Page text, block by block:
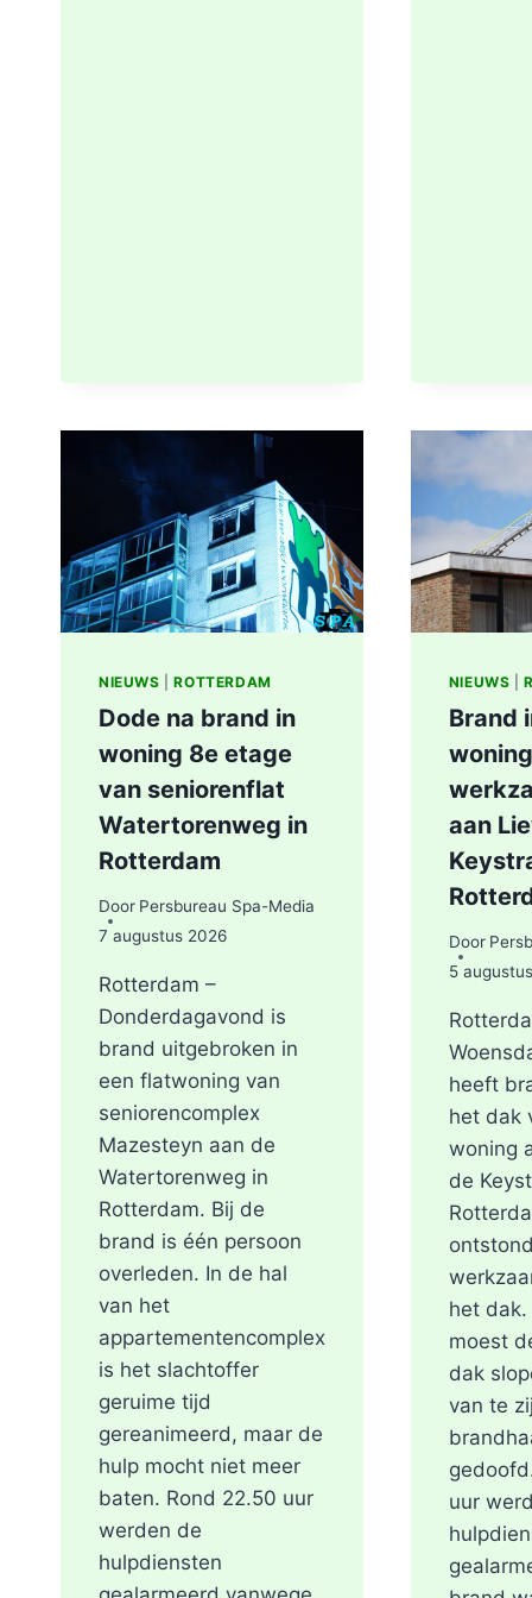
NIEUWS |ROTTERDAM
Dode na brand in
woning 8e etage
van seniorenflat
Watertorenweg in
Rotterdam
Door Persbureau Spa-Media
7 augustus 2026
Rotterdam –
Donderdagavond is
brand uitgebroken in
een flatwoning van
seniorencomplex
Mazesteyn aan de
Watertorenweg in
Rotterdam. Bij de
brand is één persoon
overleden. In de hal
van het
appartementencomplex
is het slachtoffer
geruime tijd
gereanimeerd, maar de
hulp mocht niet meer
baten. Rond 22.50 uur
werden de
hulpdiensten
NIEUWS |
Brand
aan
Door
5
heeft
het dak
woning
de
het
moest
dak
van te
uur